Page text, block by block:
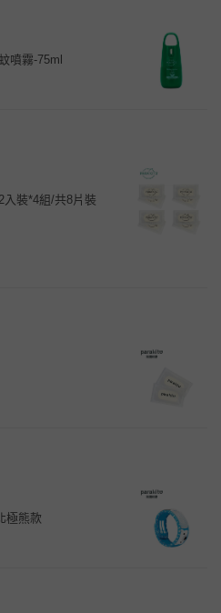
噴霧-75ml
入裝*4組/共8片裝
極熊款